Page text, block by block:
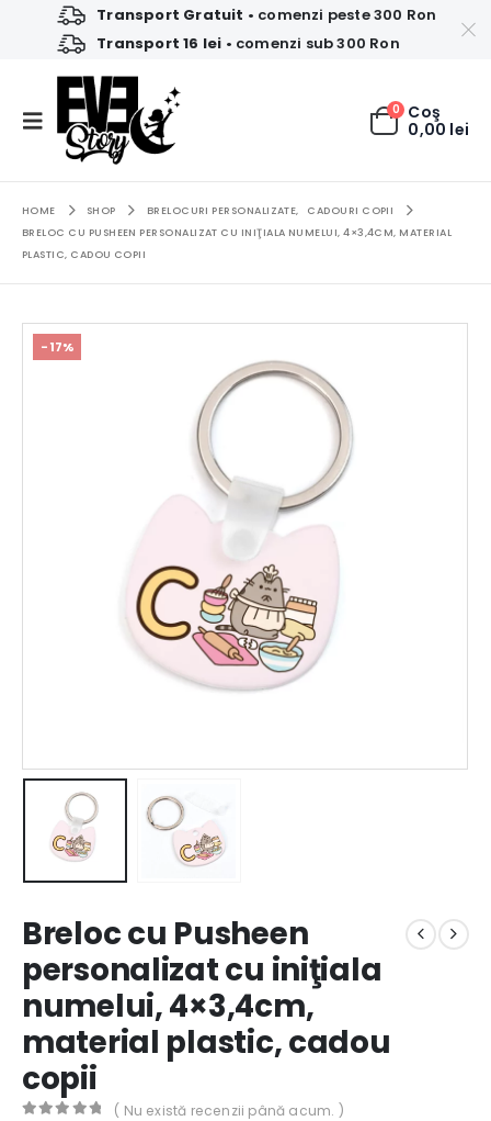
Transport Gratuit • comenzi peste 300 Ron
Transport 16 lei • comenzi sub 300 Ron
0 Coş
0,00 lei
HOME SHOP BRELOCURI PERSONALIZATE,
CADOURI COPII
BRELOC CU PUSHEEN PERSONALIZAT CU INIŢIALA NUMELUI, 4×3,4CM, MATERIAL
PLASTIC, CADOU COPII
-17%
Breloc cu Pusheen
personalizat cu iniţiala
numelui, 4×3,4cm,
material plastic, cadou
copii
( Nu există recenzii până acum. )